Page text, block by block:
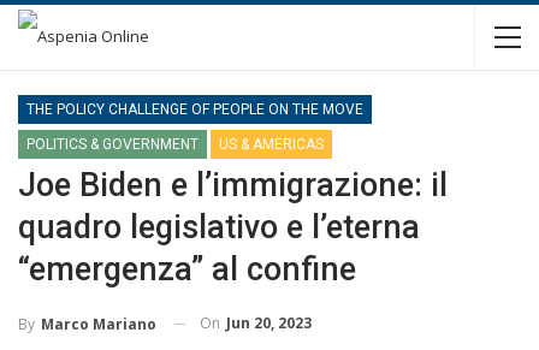
THE POLICY CHALLENGE OF PEOPLE ON THE MOVE
POLITICS & GOVERNMENT US & AMERICAS
Joe Biden e l’immigrazione: il
quadro legislativo e l’eterna
“emergenza” al confine
By Marco Mariano On Jun 20, 2023